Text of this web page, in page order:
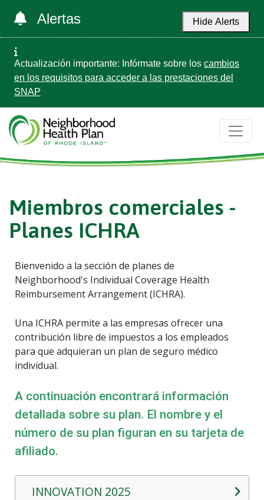
Alertas Hide Alerts
Actualización importante: Infórmate sobre los cambios
en los requisitos para acceder a las prestaciones del
SNAP
Miembros comerciales -
Planes ICHRA
Bienvenido a la sección de planes de
Neighborhood's Individual Coverage Health
Reimbursement Arrangement (ICHRA).
Una ICHRA permite a las empresas ofrecer una
contribución libre de impuestos a los empleados
para que adquieran un plan de seguro médico
individual.
A continuación encontrará información
detallada sobre su plan. El nombre y el
número de su plan figuran en su tarjeta de
afiliado.
INNOVATION 2025